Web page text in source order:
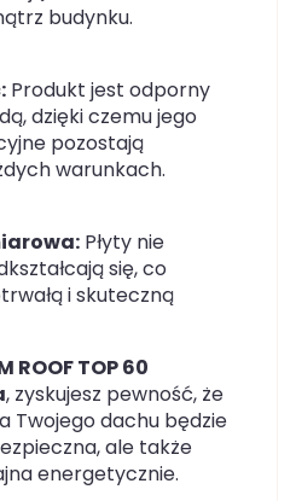
budynku.
Produkt jest odporny
dzięki czemu jego
pozostają
warunkach.
Płyty nie
się, co
i skuteczną
ROOF TOP 60
, zyskujesz pewność, że
Twojego dachu będzie
ale także
energetycznie.